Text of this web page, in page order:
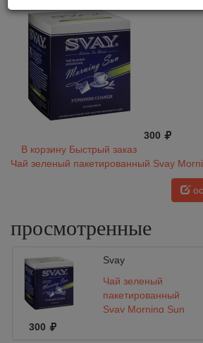
300
В корзину Быстрый заказ
Чай зеленый пакетированный Svay
просмотренные
Svay
Чай зеленый
пакетированный
Svay Morning Sun
300